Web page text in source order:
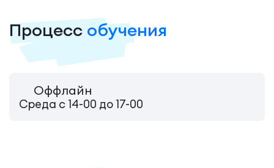
Процесс обучения
Оффлайн
Среда с 14-00 до 17-00